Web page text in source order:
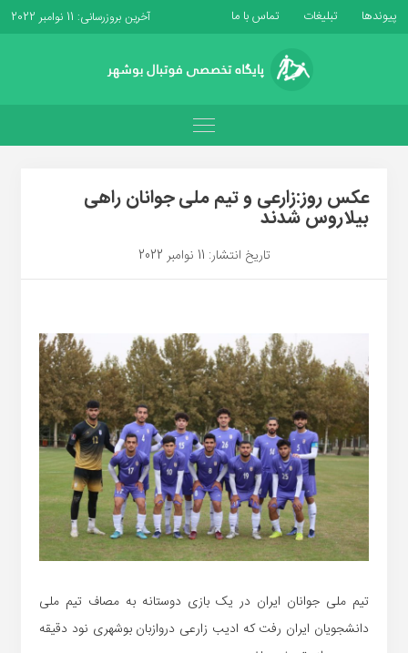
پیوندها تبلیغات تماس با ما آخرین بروزرسانی: 11 نوامبر 2022
عکس روز:زارعی و تیم ملی جوانان راهی
بیلاروس شدند
تاریخ انتشار: 11 نوامبر 2022
تیم ملی جوانان ایران در یک بازی دوستانه به مصاف تیم ملی
دانشجویان ایران رفت که ادیب زارعی دروازبان بوشهری نود دقیقه